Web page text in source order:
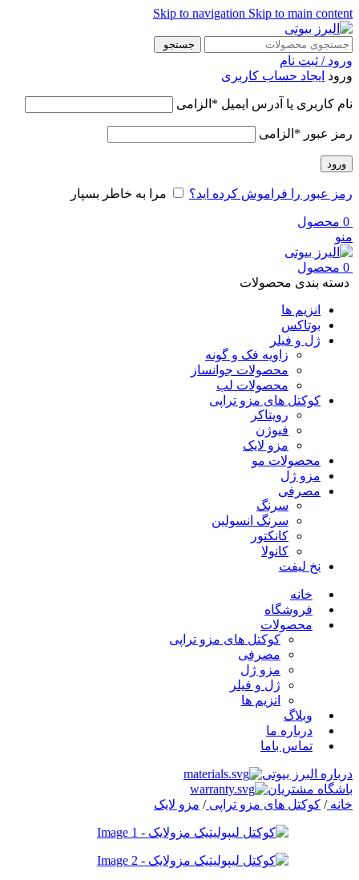
Skip to navigation Skip to main content
جستجو
ورود / ثبت نام
ورود ایجاد حساب کاربری
نام کاربری یا آدرس ایمیل * الزامی
رمز عبور * الزامی
ورود
رمز عبور را فراموش کرده اید؟ مرا به خاطر بسپار
0 محصول
منو
0 محصول
دسته بندی محصولات
انزیم ها
بوتاکس
ژل و فیلر
زاویه فک و گونه
محصولات جوانساز
محصولات لب
کوکتل های مزو تراپی
رویتاکر
فیوژن
مزو لایک
محصولات مو
مزو ژل
مصرفی
سرنگ
سرنگ انسولین
کانکتور
کانولا
نخ لیفت
خانه
فروشگاه
محصولات
کوکتل های مزو تراپی
مصرفی
مزو ژل
ژل و فیلر
انزیم ها
وبلاگ
درباره ما
تماس باما
درباره البرز بیوتی
باشگاه مشتریان
خانه/ کوکتل های مزو تراپی/ مزو لایک